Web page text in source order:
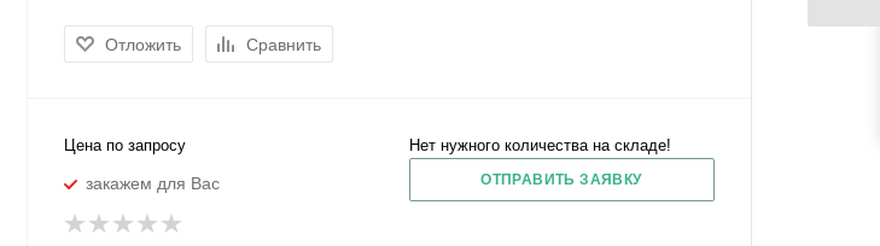
Отложить Сравнить
Цена по запросу
закажем для Вас
Нет нужного количества на складе!
ОТПРАВИТЬ ЗАЯВКУ